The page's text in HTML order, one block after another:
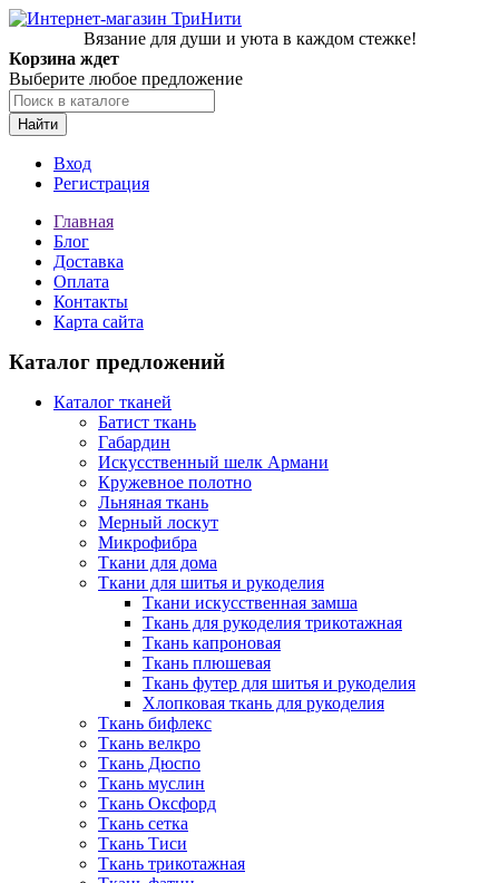
Вязание для души и уюта в каждом стежке!
Корзина ждет
Выберите любое предложение
Найти
Вход
Регистрация
Главная
Блог
Доставка
Оплата
Контакты
Карта сайта
Каталог предложений
Каталог тканей
Батист ткань
Габардин
Искусственный шелк Армани
Кружевное полотно
Льняная ткань
Мерный лоскут
Микрофибра
Ткани для дома
Ткани для шитья и рукоделия
Ткани искусственная замша
Ткань для рукоделия трикотажная
Ткань капроновая
Ткань плюшевая
Ткань футер для шитья и рукоделия
Хлопковая ткань для рукоделия
Ткань бифлекс
Ткань велкро
Ткань Дюспо
Ткань муслин
Ткань Оксфорд
Ткань сетка
Ткань Тиси
Ткань трикотажная